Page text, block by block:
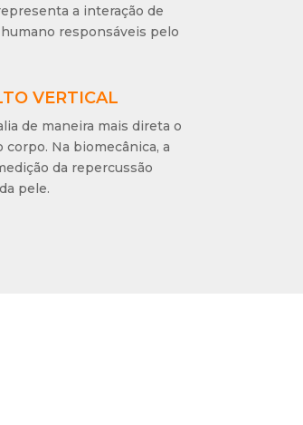
a interação de
responsáveis pelo
VERTICAL
de maneira mais direta o
Na biomecânica, a
da repercussão
pele.